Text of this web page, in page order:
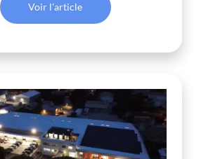
Voir l'article